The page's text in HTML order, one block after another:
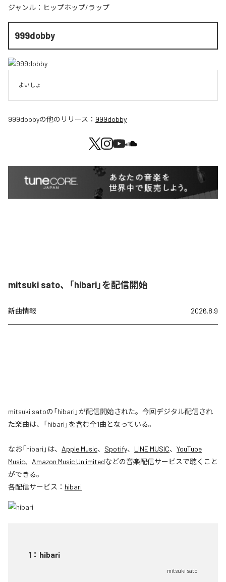
ジャンル： ヒップホップ/ラップ
999dobby
よいしょ
999dobbyの他のリリース： 999dobby
mitsuki sato、「hibari」を配信開始
新曲情報 2026.8.9
mitsuki satoの「hibari」が配信開始された。今回デジタル配信され
た楽曲は、「hibari」を含む全1曲となっている。
なお「hibari 」は、 Apple Music、 Spotify、 LINE MUSIC、 YouTube
Music、 Amazon Music Unlimitedなどの音楽配信サービスで聴くこと
ができる。
各配信サービス： hibari
1 ： hibari
mitsuki sato